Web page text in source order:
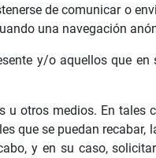
de comunicar o
una navegación
y/o aquellos que
otros medios. En
que se puedan
y en su caso,